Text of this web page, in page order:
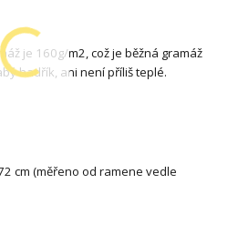
je 160g/m2, což je běžná gramáž
hadřík, ani není příliš teplé.
cm (měřeno od ramene vedle